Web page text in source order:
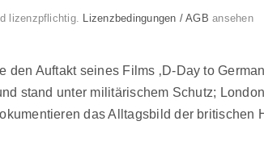
lizenzpflichtig. Lizenzbedingungen / AGB ansehen
Auftakt seines Films ‚D-Day to
stand unter militärischem Schutz;
das Alltagsbild der britischen